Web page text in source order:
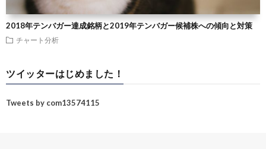
2018年テンバガー達成銘柄と2019年テンバガー候補株への傾向と対策
チャート分析
ツイッターはじめました！
Tweets by com13574115